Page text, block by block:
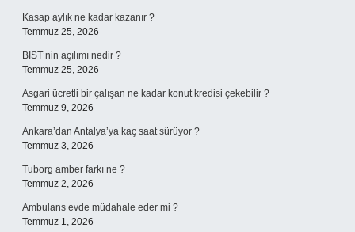
Kasap aylık ne kadar kazanır ?
Temmuz 25, 2026
BIST’nin açılımı nedir ?
Temmuz 25, 2026
Asgari ücretli bir çalışan ne kadar konut kredisi çekebilir ?
Temmuz 9, 2026
Ankara’dan Antalya’ya kaç saat sürüyor ?
Temmuz 3, 2026
Tuborg amber farkı ne ?
Temmuz 2, 2026
Ambulans evde müdahale eder mi ?
Temmuz 1, 2026